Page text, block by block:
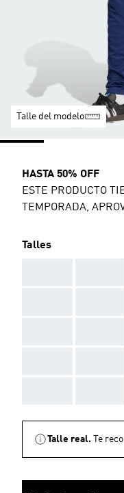
Talle del modelo
HASTA 50% OFF
ESTE PRODUCTO
TEMPORADA,
Talles
Talle real. Te